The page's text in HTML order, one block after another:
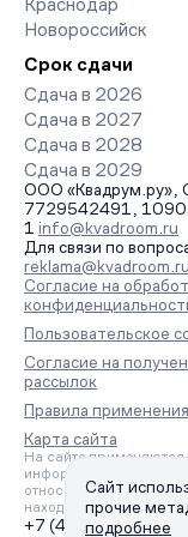
Краснодар
Новороссийск
Срок сдачи
Сдача в 2026
Сдача в 2027
Сдача в 2028
Сдача в 2029
ООО
7729542491,
1 info@kvadroom.ru
Для связи по
reklama@kvadroom.ru
Согласие на
Пользовательское
Согласие на
рассылок
Правила
Карта сайта
На сайте применяются
информации на основе
относящихся к
находящихся на
+7 (495) 157-88-80
Сайт
прочие
подробнее